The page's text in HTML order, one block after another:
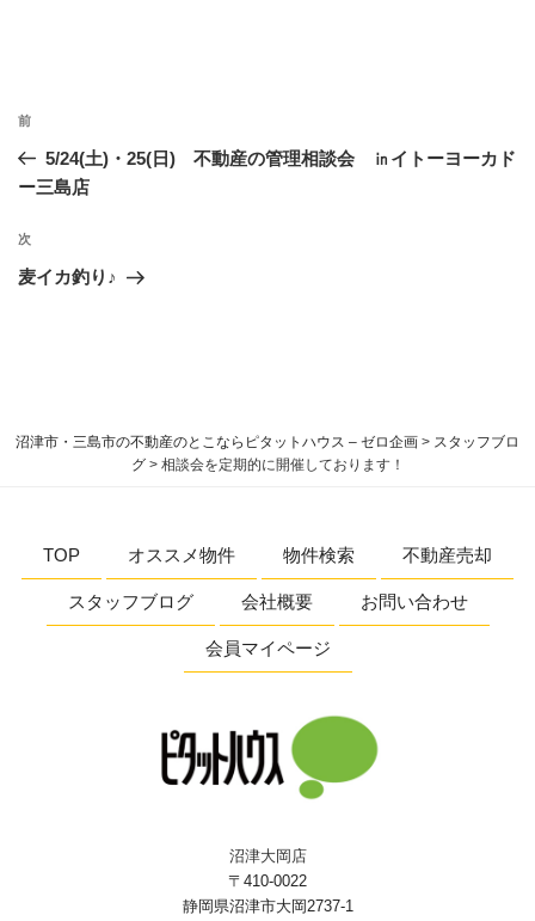
投
ナ
ゲ
ー
過
去
稿
前
5/24(土)・25(日) 不動産の管理相談会 ㏌イトーヨーカド
ー三島店
次
の
次
麦イカ釣り♪
沼津市・三島市の不動産のとこならピタットハウス – ゼロ企画 > スタッフブロ
グ> 相談会を定期的に開催しております！
TOP オススメ物件 物件検索 不動産売却
スタッフブログ 会社概要 お問い合わせ
会員マイページ
沼津大岡店
〒410-0022
静岡県沼津市大岡2737-1